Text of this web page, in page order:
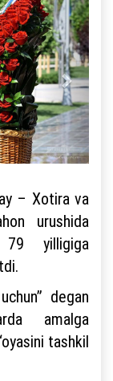
– Xotira va
urushida
79 yilligiga
degan
amalga
tashkil